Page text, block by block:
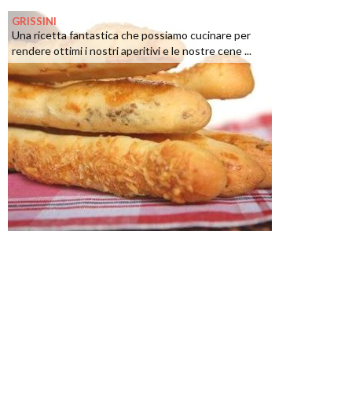
GRISSINI
Una ricetta fantastica che possiamo cucinare per
rendere ottimi i nostri aperitivi e le nostre cene ...